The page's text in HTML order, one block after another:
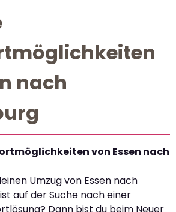
nach
von Essen nach
Umzug von Essen nach
auf der Suche nach einer